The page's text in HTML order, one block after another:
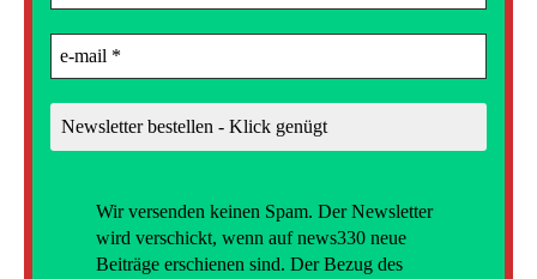
Wir versenden keinen Spam. Der Newsletter
wird verschickt, wenn auf news330 neue
Beiträge erschienen sind. Der Bezug des